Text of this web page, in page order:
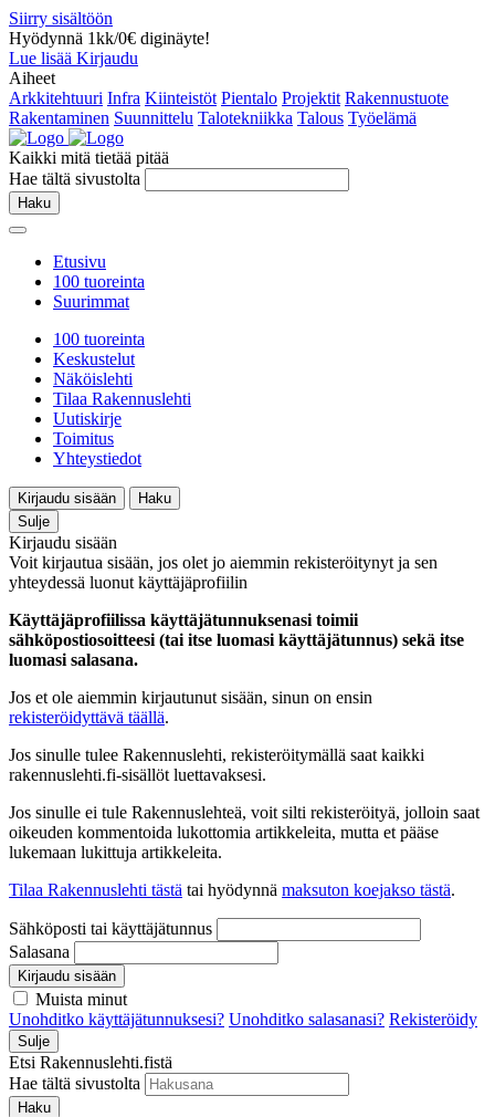
Siirry sisältöön
Hyödynnä 1kk/0€ diginäyte!
Lue lisää Kirjaudu
Aiheet
Arkkitehtuuri Infra Kiinteistöt Pientalo Projektit Rakennustuote
Rakentaminen Suunnittelu Talotekniikka Talous Työelämä
Kaikki mitä tietää pitää
Hae tältä sivustolta
Haku
Etusivu
100 tuoreinta
Suurimmat
100 tuoreinta
Keskustelut
Näköislehti
Tilaa Rakennuslehti
Uutiskirje
Toimitus
Yhteystiedot
Kirjaudu sisään
Haku
Sulje
Kirjaudu sisään
Voit kirjautua sisään, jos olet jo aiemmin rekisteröitynyt ja sen
yhteydessä luonut käyttäjäprofiilin
Käyttäjäprofiilissa käyttäjätunnuksenasi toimii
sähköpostiosoitteesi (tai itse luomasi käyttäjätunnus) sekä itse
luomasi salasana.
Jos et ole aiemmin kirjautunut sisään, sinun on ensin
rekisteröidyttävä täällä.
Jos sinulle tulee Rakennuslehti, rekisteröitymällä saat kaikki
rakennuslehti.fi-sisällöt luettavaksesi.
Jos sinulle ei tule Rakennuslehteä, voit silti rekisteröityä, jolloin saat
oikeuden kommentoida lukottomia artikkeleita, mutta et pääse
lukemaan lukittuja artikkeleita.
Tilaa Rakennuslehti tästä tai hyödynnä maksuton koejakso tästä.
Sähköposti tai käyttäjätunnus
Salasana
Kirjaudu sisään
Muista minut
Unohditko käyttäjätunnuksesi? Unohditko salasanasi? Rekisteröidy
Sulje
Etsi Rakennuslehti.fistä
Hae tältä sivustolta
Haku